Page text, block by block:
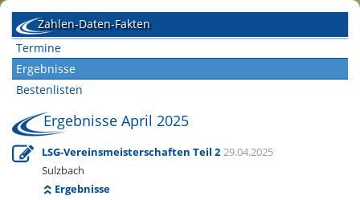
Zahlen-Daten-Fakten
Termine
Ergebnisse
Bestenlisten
Ergebnisse April 2025
LSG-Vereinsmeisterschaften Teil 2 29.04.2025
Sulzbach
Ergebnisse